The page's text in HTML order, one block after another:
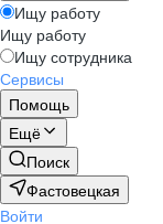
Ищу работу
Ищу работу
Ищу сотрудника
Сервисы
Помощь
Ещё
Поиск
Фастовецкая
Войти